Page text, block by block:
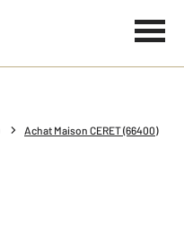
Achat Maison CERET (66400)